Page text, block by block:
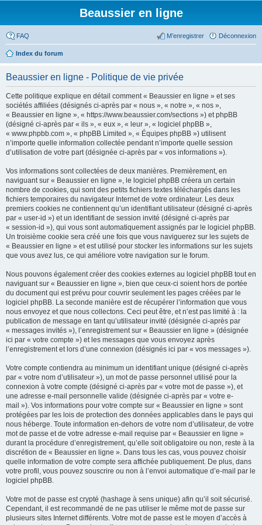
Beaussier en ligne
FAQ Déconnexion
M’enregistrer
Index du forum
Beaussier en ligne - Politique de vie privée
Cette politique explique en détail comment « Beaussier en ligne » et ses
sociétés affiliées (désignés ci-après par « nous », « notre », « nos »,
« Beaussier en ligne », « https://www.beaussier.com/sections ») et phpBB
(désigné ci-après par « ils », « eux », « leur », « logiciel phpBB »,
« www.phpbb.com », « phpBB Limited », « Équipes phpBB ») utilisent
n’importe quelle information collectée pendant n’importe quelle session
d’utilisation de votre part (désignée ci-après par « vos informations »).
Vos informations sont collectées de deux manières. Premièrement, en
naviguant sur « Beaussier en ligne », le logiciel phpBB créera un certain
nombre de cookies, qui sont des petits fichiers textes téléchargés dans les
fichiers temporaires du navigateur Internet de votre ordinateur. Les deux
premiers cookies ne contiennent qu’un identifiant utilisateur (désigné ci-après
par « user-id ») et un identifiant de session invité (désigné ci-après par
« session-id »), qui vous sont automatiquement assignés par le logiciel phpBB.
Un troisième cookie sera créé une fois que vous naviguerez sur les sujets de
« Beaussier en ligne » et est utilisé pour stocker les informations sur les sujets
que vous avez lus, ce qui améliore votre navigation sur le forum.
Nous pouvons également créer des cookies externes au logiciel phpBB tout en
naviguant sur « Beaussier en ligne », bien que ceux-ci soient hors de portée
du document qui est prévu pour couvrir seulement les pages créées par le
logiciel phpBB. La seconde manière est de récupérer l’information que vous
nous envoyez et que nous collectons. Ceci peut être, et n’est pas limité à : la
publication de message en tant qu’utilisateur invité (désignée ci-après par
« messages invités »), l’enregistrement sur « Beaussier en ligne » (désignée
ici par « votre compte ») et les messages que vous envoyez après
l’enregistrement et lors d’une connexion (désignés ici par « vos messages »).
Votre compte contiendra au minimum un identifiant unique (désigné ci-après
par « votre nom d’utilisateur »), un mot de passe personnel utilisé pour la
connexion à votre compte (désigné ci-après par « votre mot de passe »), et
une adresse e-mail personnelle valide (désignée ci-après par « votre e-
mail »). Vos informations pour votre compte sur « Beaussier en ligne » sont
protégées par les lois de protection des données applicables dans le pays qui
nous héberge. Toute information en-dehors de votre nom d’utilisateur, de votre
mot de passe et de votre adresse e-mail requise par « Beaussier en ligne »
durant la procédure d’enregistrement, qu’elle soit obligatoire ou non, reste à la
discrétion de « Beaussier en ligne ». Dans tous les cas, vous pouvez choisir
quelle information de votre compte sera affichée publiquement. De plus, dans
votre profil, vous pouvez souscrire ou non à l’envoi automatique d’e-mail par le
logiciel phpBB.
Votre mot de passe est crypté (hashage à sens unique) afin qu’il soit sécurisé.
Cependant, il est recommandé de ne pas utiliser le même mot de passe sur
plusieurs sites Internet différents. Votre mot de passe est le moyen d’accès à